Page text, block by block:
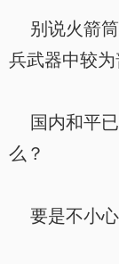
别说火箭筒
兵武器中较为
国内和平已
么？
要是不小心